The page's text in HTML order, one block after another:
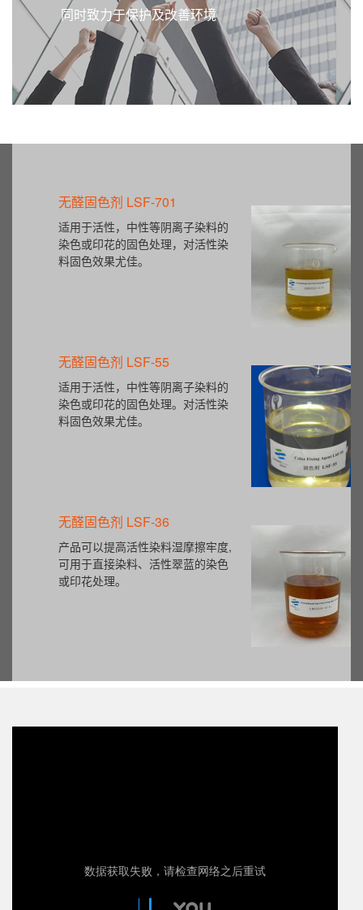
同时致力于保护及改善环境
无醛固色剂 LSF-701
适用于活性，中性等阴离子染料的
染色或印花的固色处理，对活性染
料固色效果尤佳。
无醛固色剂 LSF-55
适用于活性，中性等阴离子染料的
染色或印花的固色处理。对活性染
料固色效果尤佳。
无醛固色剂 LSF-36
产品可以提高活性染料湿摩擦牢度,
可用于直接染料、活性翠蓝的染色
或印花处理。